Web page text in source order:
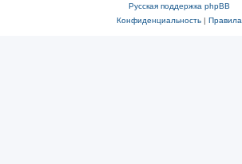
Русская поддержка phpBB
Конфиденциальность| Правила